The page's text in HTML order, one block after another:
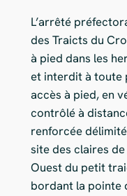
L’arrêté
des Traicts du
à pied dans les
et interdit à toute
accès à pied, en
contrôlé à
renforcée
site des claires de
Ouest du petit
bordant la pointe